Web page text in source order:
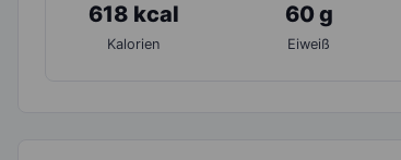
618 kcal
Kalorien
60 g
Eiweiß